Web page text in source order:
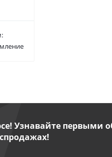
Узнавайте первыми